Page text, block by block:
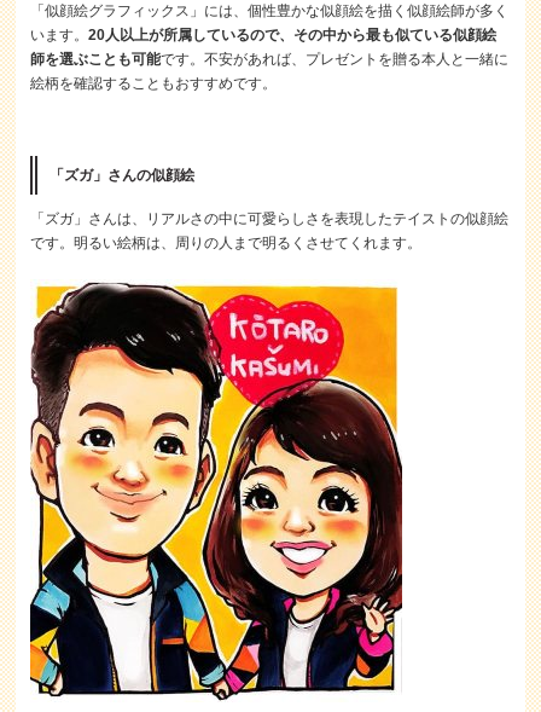
「似顔絵グラフィックス」には、個性豊かな似顔絵を描く似顔絵師が多く
います。20人以上が所属しているので、その中から最も似ている似顔絵
師を選ぶことも可能です。不安があれば、プレゼントを贈る本人と一緒に
絵柄を確認することもおすすめです。
「ズガ」さんの似顔絵
「ズガ」さんは、リアルさの中に可愛らしさを表現したテイストの似顔絵
です。明るい絵柄は、周りの人まで明るくさせてくれます。